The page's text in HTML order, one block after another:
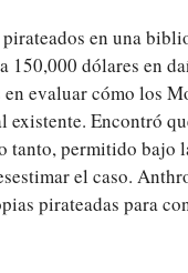
en una
dólares en
evaluar cómo los
Encontró
tanto, permitido bajo
el caso.
pirateadas para